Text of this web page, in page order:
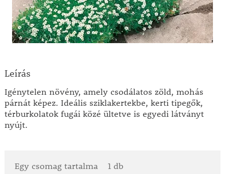
Leírás
Igénytelen növény, amely csodálatos zöld, mohás
párnát képez. Ideális sziklakertekbe, kerti tipegők,
térburkolatok fugái közé ültetve is egyedi látványt
nyújt.
Egy csomag tartalma
1 db